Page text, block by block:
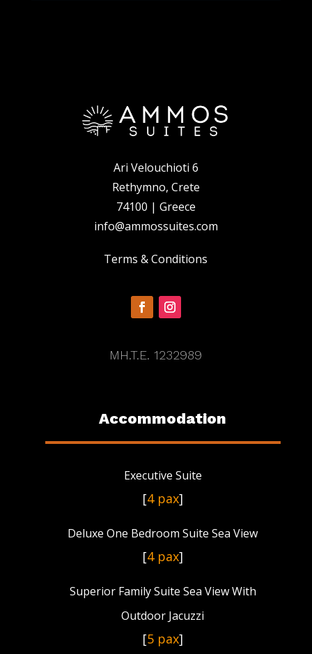
Ari Velouchioti 6
Rethymno, Crete
74100 | Greece
info@ammossuites.com
Terms & Conditions
MH.T.E. 1232989
Accommodation
Executive Suite
[4 pax]
Deluxe One Bedroom Suite Sea View
[4 pax]
Superior Family Suite Sea View With
Outdoor Jacuzzi
[5 pax]